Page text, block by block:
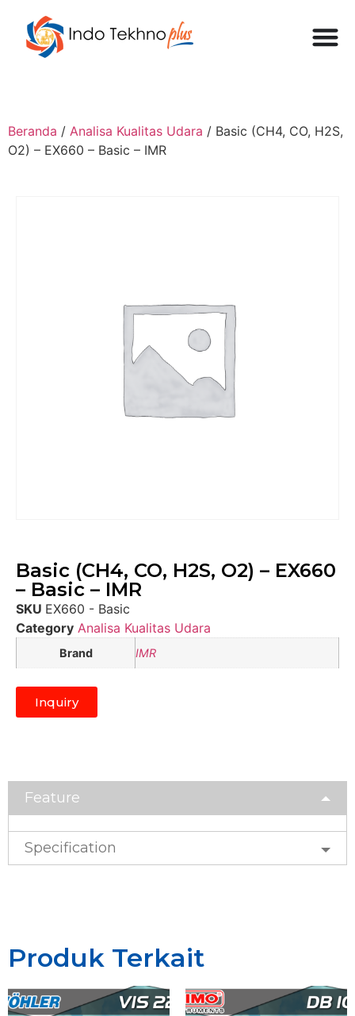
Beranda / Analisa Kualitas Udara / Basic (CH4, CO, H2S,
O2) – EX660 – Basic – IMR
Basic (CH4, CO, H2S, O2) – EX660
– Basic – IMR
SKU EX660 - Basic
Category Analisa Kualitas Udara
Brand IMR
Inquiry
Feature
Specification
Produk Terkait